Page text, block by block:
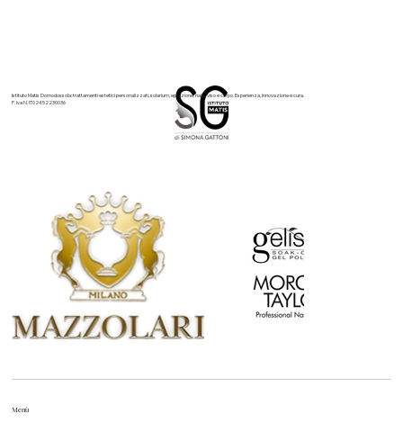
Menù
Istituto Matis Domodossola: trattamenti estetici personalizzati, solarium, epilazione, nails, viso e corpo. Esperienza, innovazione e cura.
P. Iva N. IT02452230036